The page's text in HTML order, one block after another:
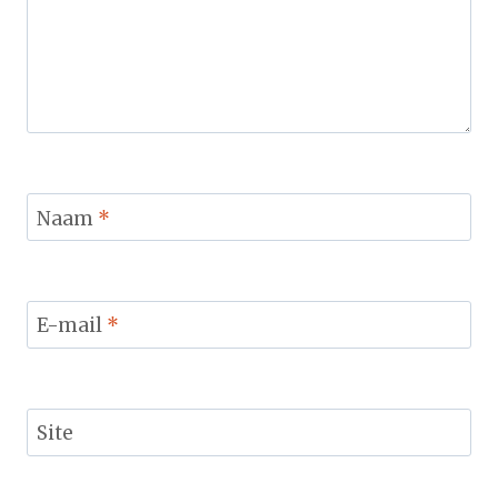
Naam *
E-mail *
Site